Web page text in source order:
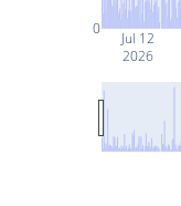
Jul 12
2026
0